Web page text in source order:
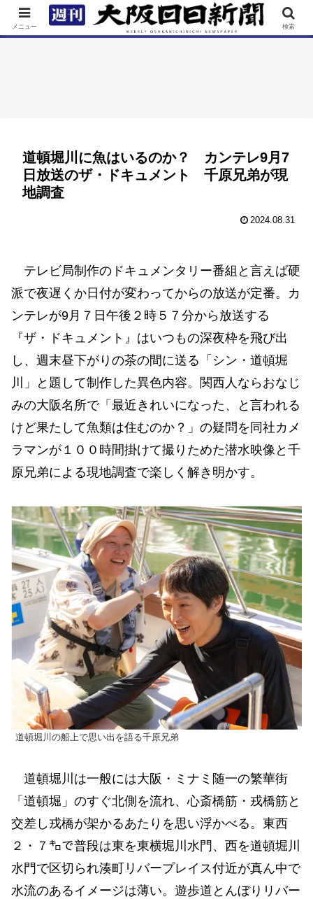
TOP 特集 ニュース 連載 街ネタ イベント
道頓堀川に魚はいるのか？ カンテレ9月7
日放送のザ・ドキュメント 千原兄弟が現
地調査
2024.08.31
テレビ局制作のドキュメンタリー番組と言えば硬
派で夜遅くか日付が変わってからの放送が定番。カ
ンテレが9月７日午後２時５７分から放送する
『ザ・ドキュメント』はいつもの深夜枠を飛び出
し、週末昼下がりの茶の間に送る「シン・道頓堀
川」と題して制作した異色内容。関西人ならおなじ
みの大阪名所で「最近きれいになった、と言われる
けど果たして魚類は住むのか？」の疑問を同社カメ
ラマンが１００時間掛けて撮りためた潜水映像と千
原兄弟による現地調査で楽しく解き明かす。
道頓堀川の船上で思い出を語る千原兄弟
道頓堀川は一般には大阪・ミナミ随一の繁華街
「道頓堀」のすぐ北側を流れ、心斎橋筋・戎橋筋と
交差し戎橋が架かるあたりを思い浮かべる。東西
２・７㌔で普段は東を東横堀川水門、西を道頓堀川
水門で区切られ湊町リバープレイス付近が真ん中で
水流のあるイメージは薄い。遊歩道とんぼりリバー
メニュー 検索